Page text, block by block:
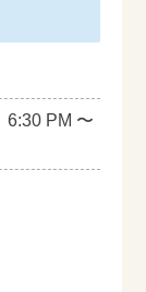
6:30 PM 〜